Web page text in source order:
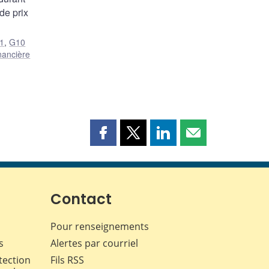
prix
,G10
Partager
page
Facebook
Partager
page
Partager
page
Partager
page
Contact
Pour renseignements
Alertes par courriel
Fils RSS